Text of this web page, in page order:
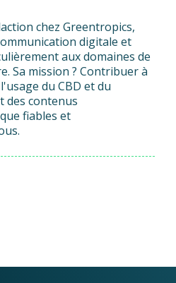
chez Greentropics,
digitale et
aux domaines de
Sa mission ? Contribuer à
du CBD et du
des contenus
fiables et